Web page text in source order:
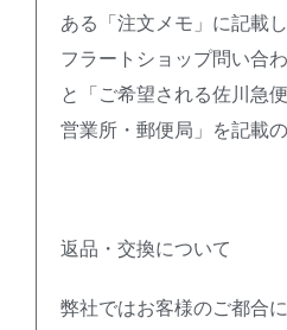
ある「注文メモ」に記載
フラートショップ問い合
と「ご希望される佐川急
営業所・郵便局」を記載
返品・交換について
弊社ではお客様のご都合